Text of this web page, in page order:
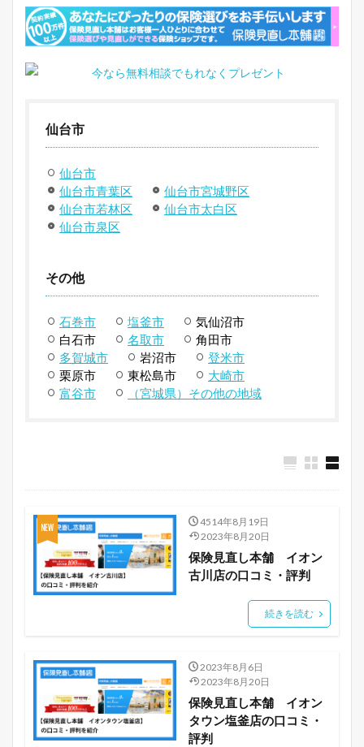
仙台市
仙台市
仙台市青葉区
仙台市宮城野区
仙台市若林区
仙台市太白区
仙台市泉区
その他
石巻市 塩釜市
気仙沼市
白石市
名取市
角田市
多賀城市
岩沼市
登米市
栗原市
東松島市
大崎市
富谷市
（宮城県）その他の地域
4514年8月19日
2023年8月20日
保険見直し本舗 イオン
古川店の口コミ・評判
続きを読む
2023年8月6日
2023年8月20日
保険見直し本舗 イオン
タウン塩釜店の口コミ・
評判